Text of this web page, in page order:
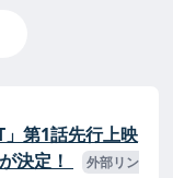
」第1話先行上映
決定！
外部リン